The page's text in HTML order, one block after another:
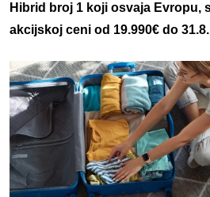
Hibrid broj 1 koji osvaja Evropu,
akcijskoj ceni od 19.990€ do 31.8.